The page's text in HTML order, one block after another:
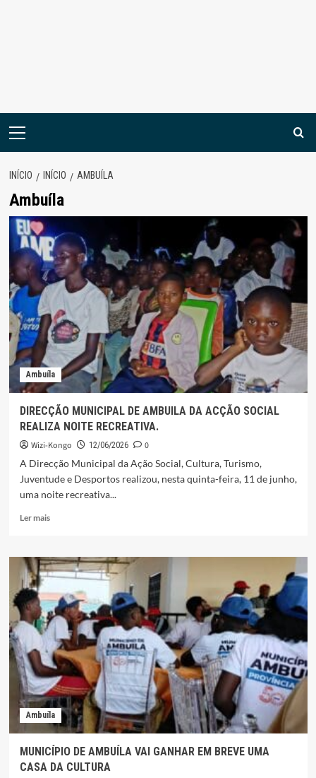
Menu
INÍCIO INÍCIO AMBUÍLA
Ambuíla
Ambuíla
DIRECÇÃO MUNICIPAL DE AMBUILA DA ACÇÃO SOCIAL
REALIZA NOITE RECREATIVA.
Wizi-Kongo 12/06/2026
0
A Direcção Municipal da Ação Social, Cultura, Turismo,
Juventude e Desportos realizou, nesta quinta-feira, 11 de junho,
uma noite recreativa...
Ler maisLeia
DIRECÇÃO
MUNICIPAL
AMBUILA
DA
ACÇÃO
SOCIAL
REALIZA
NOITE
RECREATIVA.
Ambuíla
MUNICÍPIO DE AMBUÍLA VAI GANHAR EM BREVE UMA
CASA DA CULTURA